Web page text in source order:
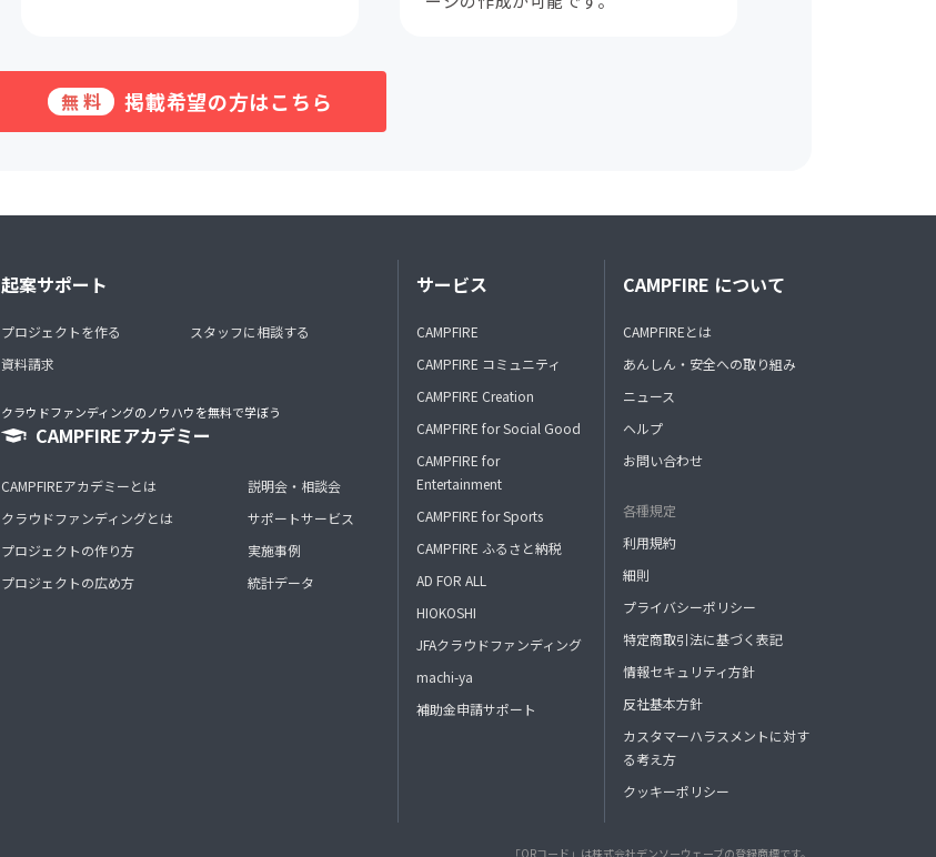
無料 掲載希望の方はこちら
起案サポート
プロジェクトを作る
資料請求
スタッフに相談する
クラウドファンディングのノウハウを無料で学ぼう
CAMPFIREアカデミー
CAMPFIREアカデミーとは
クラウドファンディングとは
プロジェクトの作り方
プロジェクトの広め方
説明会・相談会
サポートサービス
実施事例
統計データ
サービス
CAMPFIRE
CAMPFIRE コミュニティ
CAMPFIRE Creation
CAMPFIRE for Social Good
CAMPFIRE for
Entertainment
CAMPFIRE for Sports
CAMPFIRE ふるさと納税
AD FOR ALL
HIOKOSHI
JFAクラウドファンディング
machi-ya
補助金申請サポート
CAMPFIRE について
CAMPFIREとは
あんしん・安全への取り組み
ニュース
ヘルプ
お問い合わせ
各種規定
利用規約
細則
プライバシーポリシー
特定商取引法に基づく表記
情報セキュリティ方針
反社基本方針
カスタマーハラスメントに対す
る考え方
クッキーポリシー
「QRコード」は株式会社デンソーウェーブの登録商標です。